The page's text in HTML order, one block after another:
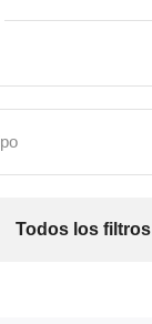
Todos los filtros